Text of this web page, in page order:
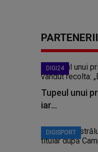
DIGI24
Tupeul unui
iar...
DIGISPORT